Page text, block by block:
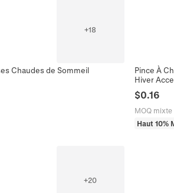
+18
Chaudes de Sommeil
Pince À
Hiver
$0.16
MOQ mixte
Haut 10%
+20